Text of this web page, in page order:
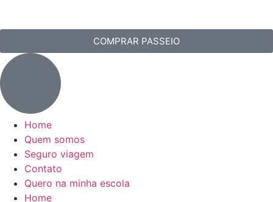
COMPRAR PASSEIO
Home
Quem somos
Seguro viagem
Contato
Quero na minha escola
Home